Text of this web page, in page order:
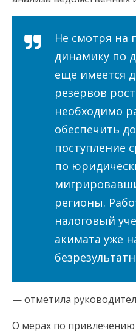
Не смотря на
динамику по
еще имеется
резервов
необходимо
обеспечить
поступление
по
регионы.
налоговый
акимата уже
— отметила
О мерах по